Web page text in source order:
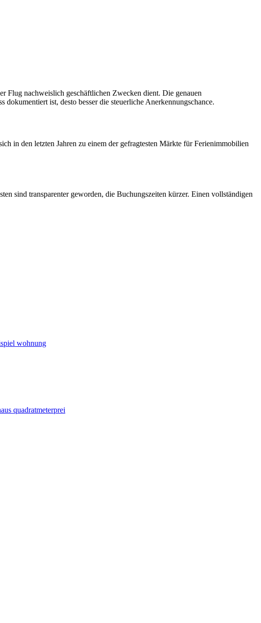
Flug nachweislich geschäftlichen Zwecken dient. Die genauen
ist, desto besser die steuerliche Anerkennungschance.
in den letzten Jahren zu einem der gefragtesten Märkte für Ferienimmobilien
sind transparenter geworden, die Buchungszeiten kürzer. Einen vollständigen